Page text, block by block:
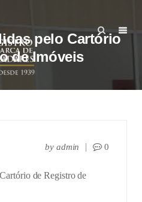
pelo Cartório
de Imóveis
by admin 0
de Registro de